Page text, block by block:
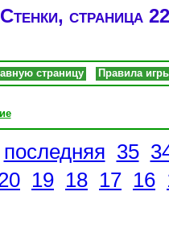
страница 22
страницу Правила
последняя 35
19 18 17 16